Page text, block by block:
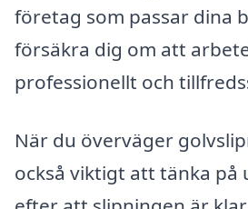
företag som passar dina
försäkra dig om att
professionellt och
När du överväger
också viktigt att tänka på